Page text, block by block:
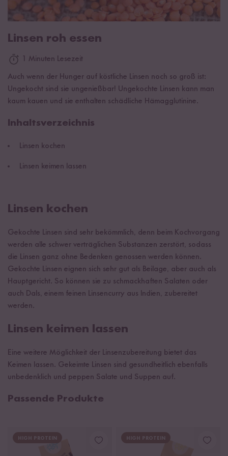
Linsen roh essen
1 Minuten Lesezeit
Auch wenn der Hunger auf köstliche Linsen noch so groß ist:
Ungekocht sind sie ungenießbar! Ungekochte Linsen kann man
kaum kauen und sie enthalten schädliche Hämagglutinine.
Inhaltsverzeichnis
Linsen kochen
Linsen keimen lassen
Linsen kochen
Gekochte Linsen sind sehr bekömmlich, denn beim Kochvorgang
werden alle schwer verträglichen Substanzen zerstört, sodass
die Linsen ganz ohne Bedenken genossen werden können.
Gekochte Linsen eignen sich sehr gut als Beilage, aber auch als
Hauptgericht. So können sie zu schmackhaften Salaten oder
auch Dals, einem feinen Linsencurry aus Indien, zubereitet
werden.
Linsen keimen lassen
Eine weitere Möglichkeit der Linsenzubereitung bietet das
Keimen lassen. Gekeimte Linsen sind gesundheitlich ebenfalls
unbedenklich und peppen Salate und Suppen auf.
Passende Produkte
HIGH PROTEIN HIGH PROTEIN